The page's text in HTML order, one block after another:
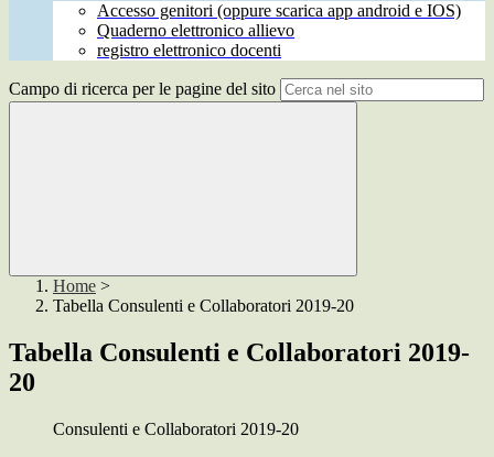
Accesso genitori (oppure scarica app android e IOS)
Quaderno elettronico allievo
registro elettronico docenti
Campo di ricerca per le pagine del sito
Home >
Tabella Consulenti e Collaboratori 2019-20
Tabella Consulenti e Collaboratori 2019-
20
Consulenti e Collaboratori 2019-20